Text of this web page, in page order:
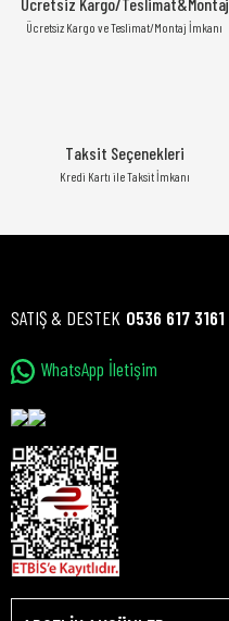
Ücretsiz Kargo ve Teslimat/Montaj İmkanı
Taksit Seçenekleri
Kredi Kartı ile Taksit İmkanı
SATIŞ & DESTEK 0536 617 3161
WhatsApp İletişim